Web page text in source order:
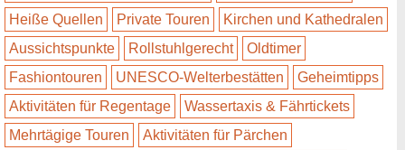
Heiße Quellen
Private Touren
Kirchen und Kathedralen
Aussichtspunkte
Rollstuhlgerecht
Oldtimer
Fashiontouren
UNESCO-Welterbestätten
Geheimtipps
Aktivitäten für Regentage
Wassertaxis & Fährtickets
Mehrtägige Touren
Aktivitäten für Pärchen